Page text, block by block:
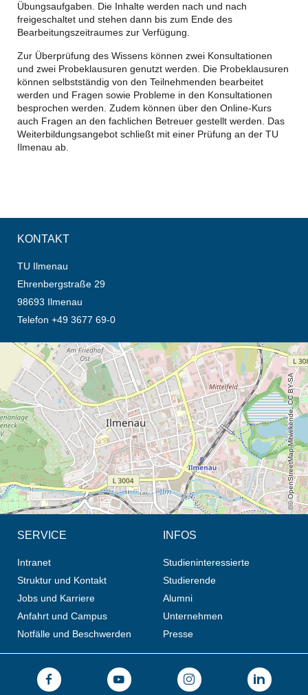
Übungsaufgaben. Die Inhalte werden nach und nach
freigeschaltet und stehen dann bis zum Ende des
Bearbeitungszeitraumes zur Verfügung.
Zur Überprüfung des Wissens können zwei Konsultationen
und zwei Probeklausuren genutzt werden. Die Probeklausuren
können selbstständig von den Teilnehmenden bearbeitet
werden und Fragen sowie Probleme in den Konsultationen
besprochen werden. Zudem können über den Online-Kurs
auch Fragen an den fachlichen Betreuer gestellt werden. Das
Weiterbildungsangebot schließt mit einer Prüfung an der TU
Ilmenau ab.
KONTAKT
TU Ilmenau
Ehrenbergstraße 29
98693 Ilmenau
Telefon +49 3677 69-0
Öffnet die Anfahrtsbeschreibung in neuem Tab (Karte)
© OpenStreetMap-Mitwirkende, CC BY-SA
SERVICE
Intranet
Struktur und Kontakt
Jobs und Karriere
Anfahrt und Campus
Notfälle und Beschwerden
INFOS
Studieninteressierte
Studierende
Alumni
Unternehmen
Presse